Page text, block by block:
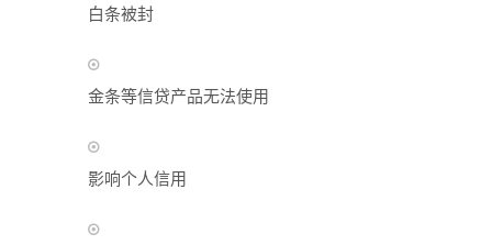
白条被封
金条等信贷产品无法使用
影响个人信用